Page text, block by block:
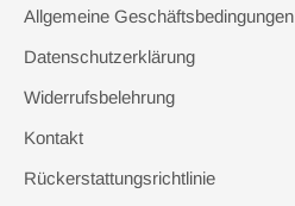
Allgemeine Geschäftsbedingungen
Datenschutzerklärung
Widerrufsbelehrung
Kontakt
Rückerstattungsrichtlinie